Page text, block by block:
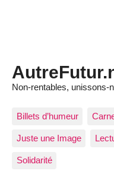
Non-rentables, unissons-
Billets d’humeur
Juste une Image
Solidarité